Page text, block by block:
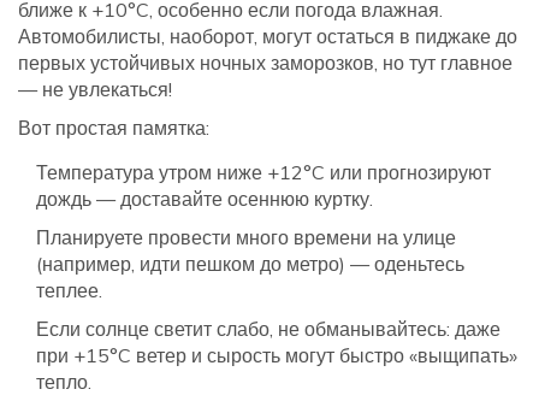
ближе к +10°C, особенно если погода влажная.
Автомобилисты, наоборот, могут остаться в пиджаке до
первых устойчивых ночных заморозков, но тут главное
— не увлекаться!
Вот простая памятка:
Температура утром ниже +12°C или прогнозируют
дождь — доставайте осеннюю куртку.
Планируете провести много времени на улице
(например, идти пешком до метро) — оденьтесь
теплее.
Если солнце светит слабо, не обманывайтесь: даже
при +15°C ветер и сырость могут быстро «выщипать»
тепло.